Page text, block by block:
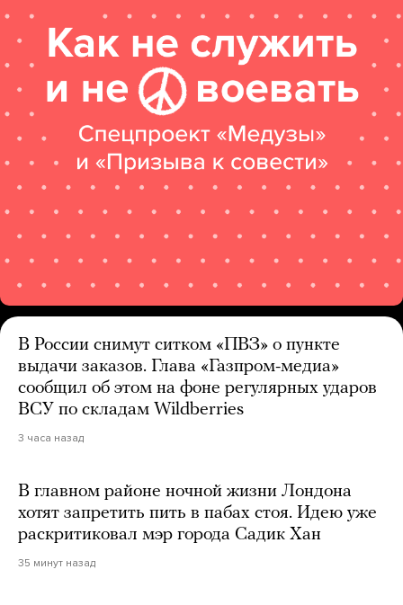
В России снимут ситком «ПВЗ» о пункте
выдачи заказов. Глава «Газпром-медиа»
сообщил об этом на фоне регулярных ударов
ВСУ по складам Wildberries
3 часа назад
В главном районе ночной жизни Лондона
хотят запретить пить в пабах стоя. Идею уже
раскритиковал мэр города Садик Хан
35 минут назад